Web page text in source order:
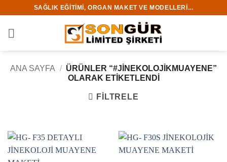
SAĞLIK EĞITIMI, ORGAN MAKET VE MODELLERI...
ANA SAYFA / ÜRÜNLER “#JINEKOLOJIKMUAYENE”
OLARAK ETIKETLENDI
FILTRELE